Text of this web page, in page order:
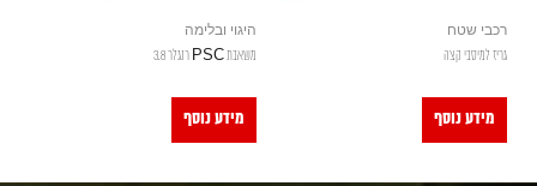
רכבי שטח
גריז למיסבי קצה
מידע נוסף
היגוי ובלימה
משאבת PSC רנגלר 3.8
מידע נוסף